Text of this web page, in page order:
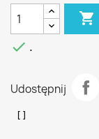

 .
Udostępnij